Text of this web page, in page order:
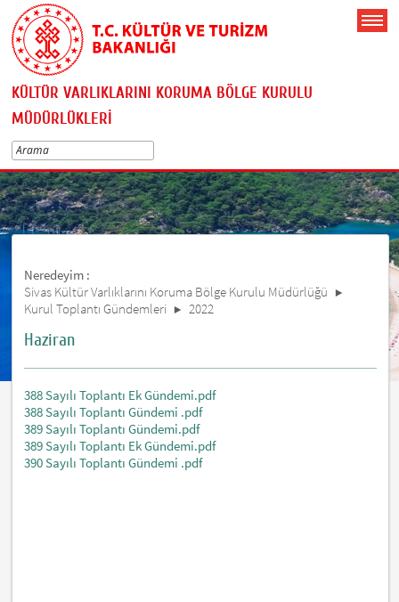
KÜLTÜR VARLIKLARINI KORUMA BÖLGE KURULU
MÜDÜRLÜKLERİ
Neredeyim :
Sivas Kültür Varlıklarını Koruma Bölge Kurulu Müdürlüğü
Kurul Toplantı Gündemleri
2022
Haziran
388 Sayılı Toplantı Ek Gündemi.pdf
388 Sayılı Toplantı Gündemi .pdf
389 Sayılı Toplantı Gündemi.pdf
389 Sayılı Toplantı Ek Gündemi.pdf
390 Sayılı Toplantı Gündemi .pdf